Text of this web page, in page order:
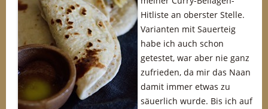
Hitliste an oberster Stelle.
Varianten mit Sauerteig
habe ich auch schon
getestet, war aber nie ganz
zufrieden, da mir das Naan
damit immer etwas zu
säuerlich wurde. Bis ich auf